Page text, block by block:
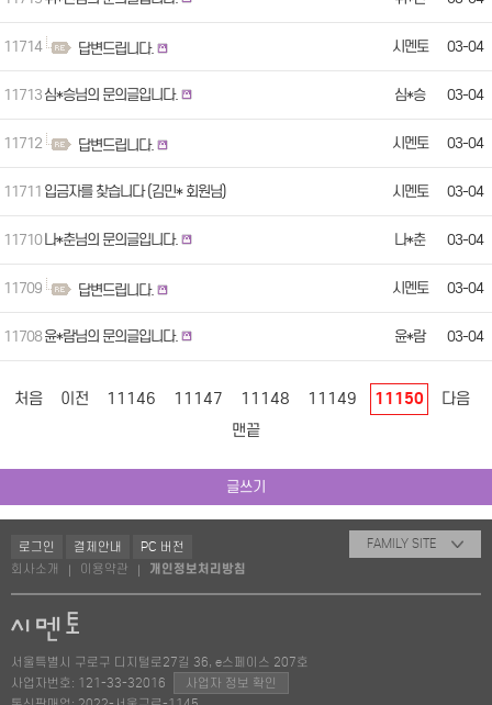
11714 답변드립니다. 시멘토 03-04
11713 심*승님의 문의글입니다. 심*승 03-04
11712 답변드립니다. 시멘토 03-04
11711 입금자를 찾습니다 (김민* 회원님) 시멘토 03-04
11710 나*춘님의 문의글입니다. 나*춘 03-04
11709 답변드립니다. 시멘토 03-04
11708 윤*람님의 문의글입니다. 윤*람 03-04
처음 이전 11146 11147 11148 11149 11150
다음
맨끝
글쓰기
로그인 결제안내
PC 버전
회사소개
이용약관 개인정보처리방침
FAMILY SITE
서울특별시 구로구 디지털로27길 36, e스페이스 207호
사업자번호: 121-33-32016
사업자 정보 확인